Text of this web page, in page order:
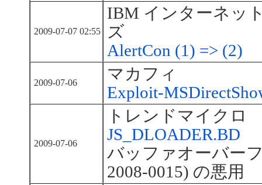
2009-07-07 02:55
IBM インターネッ
ズ
AlertCon (1) => (2)
2009-07-06
マカフィ
Exploit-
2009-07-06
トレンドマイクロ
JS_DLOADER.BD
バッファオーバー
2008-0015) の悪用